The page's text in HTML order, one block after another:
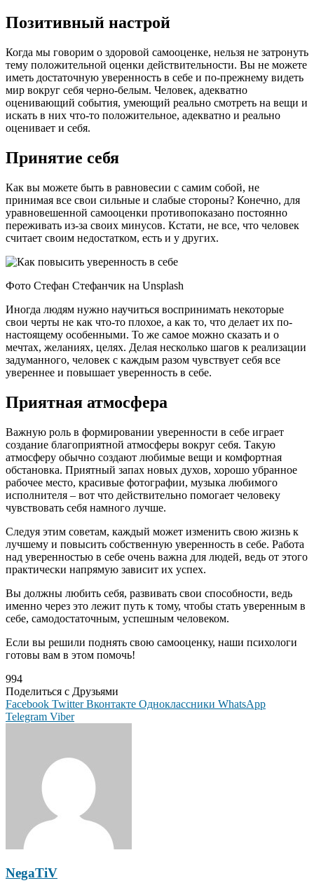
Позитивный настрой
Когда мы говорим о здоровой самооценке, нельзя не затронуть
тему положительной оценки действительности. Вы не можете
иметь достаточную уверенность в себе и по-прежнему видеть
мир вокруг себя черно-белым. Человек, адекватно
оценивающий события, умеющий реально смотреть на вещи и
искать в них что-то положительное, адекватно и реально
оценивает и себя.
Принятие себя
Как вы можете быть в равновесии с самим собой, не
принимая все свои сильные и слабые стороны? Конечно, для
уравновешенной самооценки противопоказано постоянно
переживать из-за своих минусов. Кстати, не все, что человек
считает своим недостатком, есть и у других.
Фото Стефан Стефанчик на Unsplash
Иногда людям нужно научиться воспринимать некоторые
свои черты не как что-то плохое, а как то, что делает их по-
настоящему особенными. То же самое можно сказать и о
мечтах, желаниях, целях. Делая несколько шагов к реализации
задуманного, человек с каждым разом чувствует себя все
увереннее и повышает уверенность в себе.
Приятная атмосфера
Важную роль в формировании уверенности в себе играет
создание благоприятной атмосферы вокруг себя. Такую
атмосферу обычно создают любимые вещи и комфортная
обстановка. Приятный запах новых духов, хорошо убранное
рабочее место, красивые фотографии, музыка любимого
исполнителя – вот что действительно помогает человеку
чувствовать себя намного лучше.
Следуя этим советам, каждый может изменить свою жизнь к
лучшему и повысить собственную уверенность в себе. Работа
над уверенностью в себе очень важна для людей, ведь от этого
практически напрямую зависит их успех.
Вы должны любить себя, развивать свои способности, ведь
именно через это лежит путь к тому, чтобы стать уверенным в
себе, самодостаточным, успешным человеком.
Если вы решили поднять свою самооценку, наши психологи
готовы вам в этом помочь!
994
Поделиться с Друзьями
Facebook Twitter Вконтакте Одноклассники WhatsApp
Telegram Viber
NegaTiV